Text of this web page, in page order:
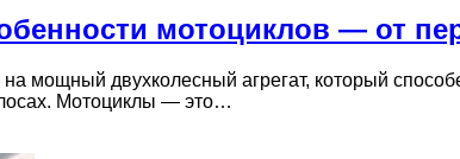
мотоциклов — от
мощный двухколесный агрегат, который
Мотоциклы — это…